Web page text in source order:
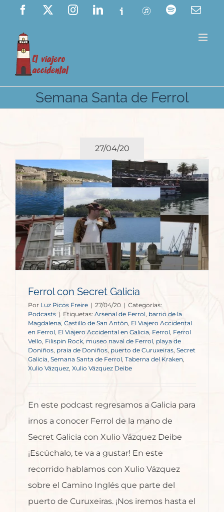
Saltar
contenido
Facebook InstagramLinkedIn
Ivoox ITunes Spotify
Semana Santa de Ferrol
27/04/20
Ferrol con Secret Galicia
Por Luz Picos Freire | 27/04/20 | Categorías:
Podcasts | Etiquetas: Arsenal de Ferrol, barrio de la
Magdalena, Castillo de San Antón, El Viajero Accidental
en Ferrol, El Viajero Accidental en Galicia, Ferrol, Ferrol
Vello, Filispin Rock, museo naval de Ferrol, playa de
Doniños, praia de Doniños, puerto de Curuxeiras, Secret
Galicia, Semana Santa de Ferrol, Taberna del Kraken,
Xulio Vázquez, Xulio Vázquez Deibe
En este podcast regresamos a Galicia para
irnos a conocer Ferrol de la mano de
Secret Galicia con Xulio Vázquez Deibe
¡Escúchalo, te va a gustar! En este
recorrido hablamos con Xulio Vázquez
sobre el Camino Inglés que parte del
puerto de Curuxeiras. ¡Nos iremos hasta el